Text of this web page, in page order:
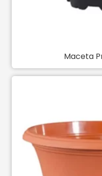
Maceta